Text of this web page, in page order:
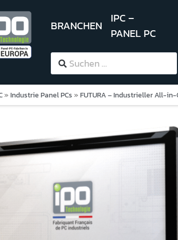
BRANCHEN
IPC –
PANEL PC
» Industrie Panel PCs » FUTURA – Industrieller All-in-